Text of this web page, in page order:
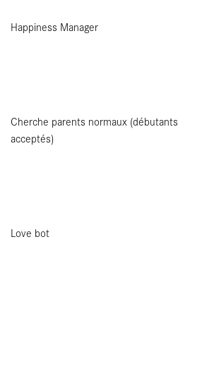
Happiness Manager
Cherche parents normaux (débutants
acceptés)
Love bot